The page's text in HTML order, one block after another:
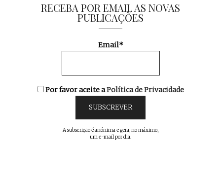
RECEBA POR EMAIL AS NOVAS
PUBLICAÇÕES
Email*
Por favor aceite aPolítica de Privacidade
A subscrição é anónima e gera, no máximo,
um e-mail por dia.